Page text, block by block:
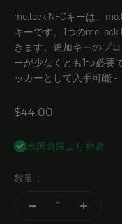
mo.lock NFCキーは、
キーです。1つの
きます。追加キーのプ
ーが少なくとも1つ必要
ッカーとして入手可能 -
Angebot
$44.00
米国倉庫より発送
数量：